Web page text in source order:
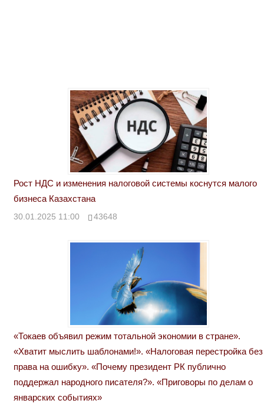
Рост НДС и изменения налоговой системы коснутся малого
бизнеса Казахстана
30.01.2025 11:00 43648
«Токаев объявил режим тотальной экономии в стране».
«Хватит мыслить шаблонами!». «Налоговая перестройка без
права на ошибку». «Почему президент РК публично
поддержал народного писателя?». «Приговоры по делам о
январских событиях»